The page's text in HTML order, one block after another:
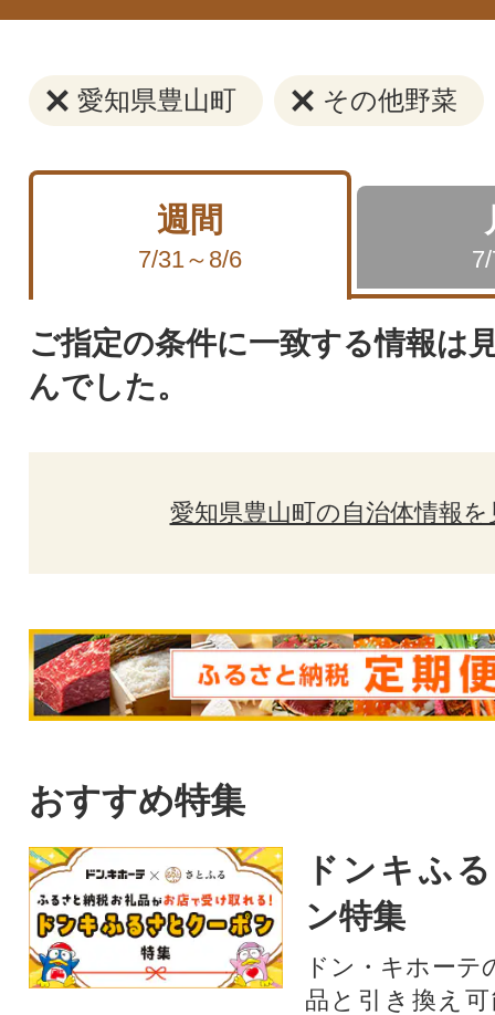
愛知県豊山町 その他野菜
週間
7/31～8/6
ご指定の条件に一致する情報は
んでした。
愛知県豊山町の自治体情報を
おすすめ特集
ドンキふ
ン特集
ドン・キホーテ
品と引き換え